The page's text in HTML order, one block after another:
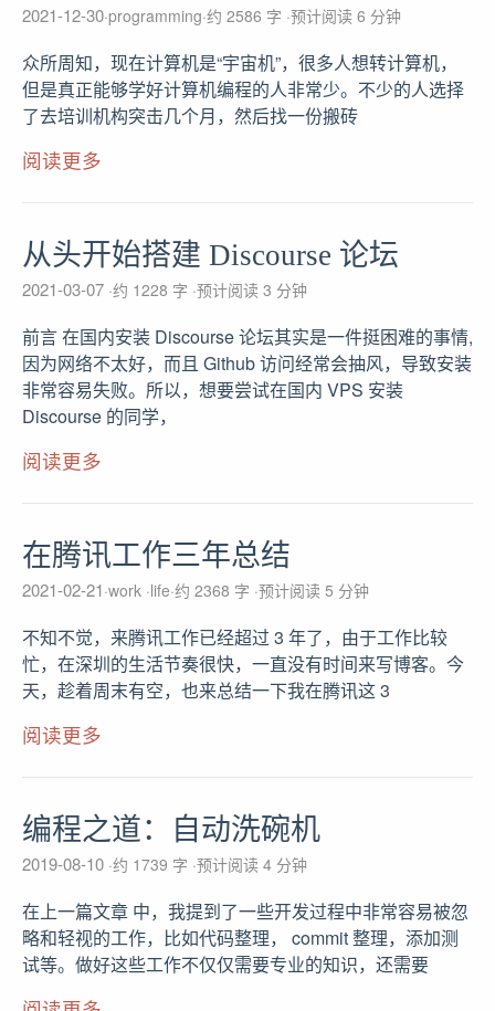
2021-12-30 programming 约 2586 字 预计阅读 6 分钟
众所周知，现在计算机是“宇宙机”，很多人想转计算机，
但是真正能够学好计算机编程的人非常少。不少的人选择
了去培训机构突击几个月，然后找一份搬砖
阅读更多
从头开始搭建 Discourse 论坛
2021-03-07 约 1228 字 预计阅读 3 分钟
前言 在国内安装 Discourse 论坛其实是一件挺困难的事情,
因为网络不太好，而且 Github 访问经常会抽风，导致安装
非常容易失败。所以，想要尝试在国内 VPS 安装
Discourse 的同学，
阅读更多
在腾讯工作三年总结
2021-02-21 work life 约 2368 字 预计阅读 5 分钟
不知不觉，来腾讯工作已经超过 3 年了，由于工作比较
忙，在深圳的生活节奏很快，一直没有时间来写博客。今
天，趁着周末有空，也来总结一下我在腾讯这 3
阅读更多
编程之道：自动洗碗机
2019-08-10 约 1739 字 预计阅读 4 分钟
在上一篇文章 中，我提到了一些开发过程中非常容易被忽
略和轻视的工作，比如代码整理， commit 整理，添加测
试等。做好这些工作不仅仅需要专业的知识，还需要